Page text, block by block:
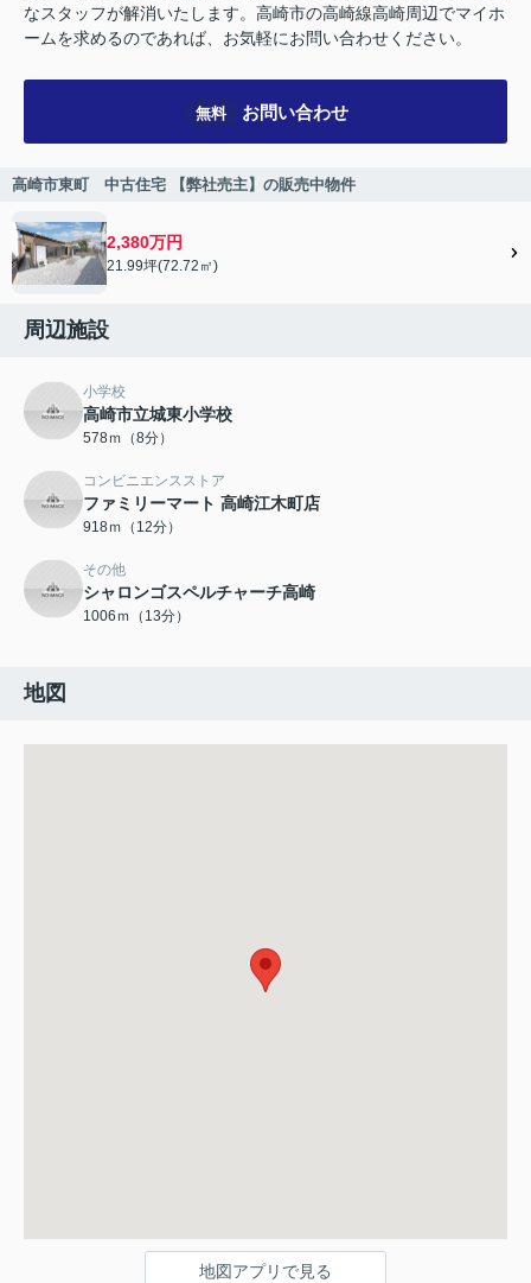
なスタッフが解消いたします。高崎市の高崎線高崎周辺でマイホ
ームを求めるのであれば、お気軽にお問い合わせください。
無料 お問い合わせ
高崎市東町 中古住宅 【弊社売主】の販売中物件
2,380万円
21.99坪(72.72㎡)
周辺施設
小学校
高崎市立城東小学校
578ｍ（8分）
コンビニエンスストア
ファミリーマート 高崎江木町店
918ｍ（12分）
その他
シャロンゴスペルチャーチ高崎
1006ｍ（13分）
地図
地図アプリで見る